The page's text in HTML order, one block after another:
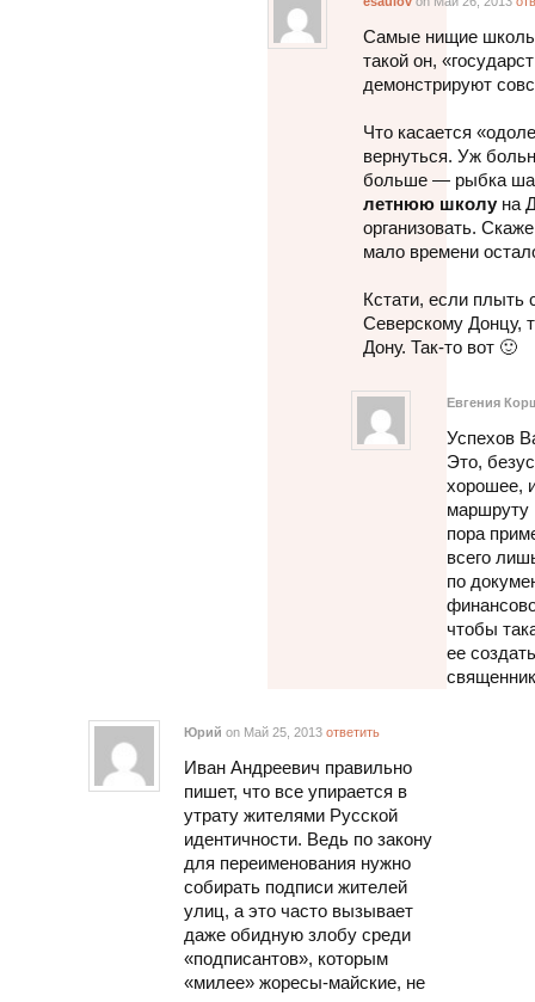
Самые нищие
такой он,
демонстрируют
Что касается
вернуться. Уж
больше — рыбка
летнюю школу на
организовать.
мало времени
Кстати, если плыть
Северскому Донцу,
Дону. Так-то вот 🙂
Евгения
Успехов
Это,
хорошее,
маршруту
пора
всего
по
чтобы
ее
Юрий on Май 25, 2013 ответить
Иван Андреевич правильно
пишет, что все упирается в
утрату жителями Русской
идентичности. Ведь по закону
для переименования нужно
собирать подписи жителей
улиц, а это часто вызывает
даже обидную злобу среди
«подписантов», которым
«милее» жоресы-майские, не